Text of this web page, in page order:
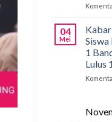
04
Mei
1
Lulus